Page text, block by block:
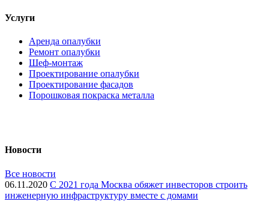
Услуги
Аренда опалубки
Ремонт опалубки
Шеф-монтаж
Проектирование опалубки
Проектирование фасадов
Порошковая покраска металла
Новости
Все новости
06.11.2020 С 2021 года Москва обяжет инвесторов строить
инженерную инфраструктуру вместе с домами